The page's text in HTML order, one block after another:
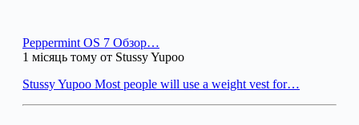
Peppermint OS 7 Обзор…
1 місяць тому от Stussy Yupoo
Stussy Yupoo Most people will use a weight vest for…